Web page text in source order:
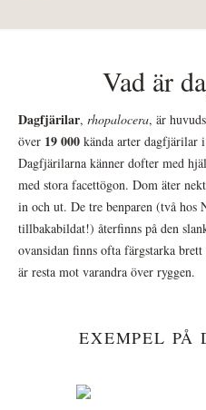
Vad är
Dagfjärilar, rhopalocera, är
över 19 000 kända arter dagfjärilar
Dagfjärilarna känner dofter med
med stora facettögon. Dom äter
in och ut. De tre benparen (två hos
tillbakabildat!) återfinns på den
ovansidan finns ofta färgstarka
är resta mot varandra över ryggen.
EXEMPEL PÅ